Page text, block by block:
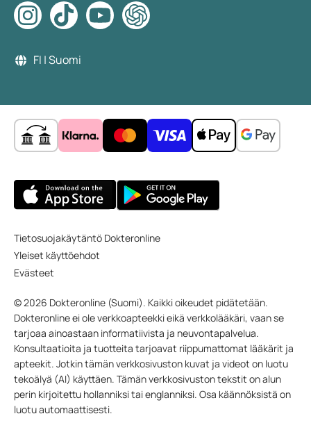
FI | Suomi
Tietosuojakäytäntö Dokteronline
Yleiset käyttöehdot
Evästeet
© 2026 Dokteronline (Suomi). Kaikki oikeudet pidätetään.
Dokteronline ei ole verkkoapteekki eikä verkkolääkäri, vaan se
tarjoaa ainoastaan informatiivista ja neuvontapalvelua.
Konsultaatioita ja tuotteita tarjoavat riippumattomat lääkärit ja
apteekit. Jotkin tämän verkkosivuston kuvat ja videot on luotu
tekoälyä (AI) käyttäen. Tämän verkkosivuston tekstit on alun
perin kirjoitettu hollanniksi tai englanniksi. Osa käännöksistä on
luotu automaattisesti.